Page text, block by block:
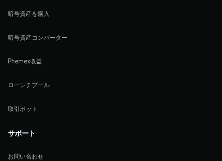
暗号資産を購入
暗号資産コンバーター
Phemex収益
ローンチプール
取引ボット
サポート
お問い合わせ